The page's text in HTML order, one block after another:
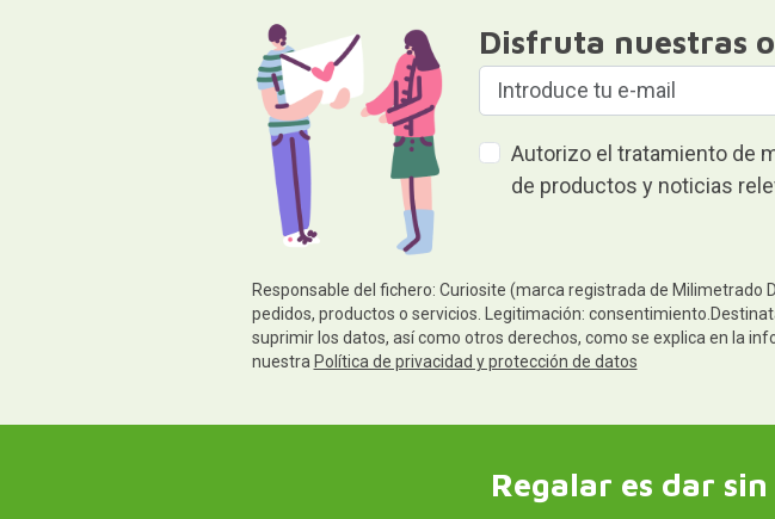
Disfruta nuestras
Autorizo el tratamiento de
de productos y noticias
Responsable del fichero: Curiosite (marca registrada de Milimetrado
pedidos, productos o servicios. Legitimación:
suprimir los datos, así como otros derechos, como se explica en la
nuestra Política de privacidad y protección de datos
Regalar es dar